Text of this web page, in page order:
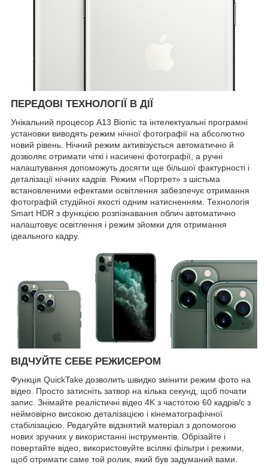
ПЕРЕДОВІ ТЕХНОЛОГІЇ В ДІЇ
Унікальний процесор A13 Bionic та інтелектуальні програмні
установки виводять режим нічної фотографії на абсолютно
новий рівень. Нічний режим активізується автоматично й
дозволяє отримати чіткі і насичені фотографії, а ручні
налаштування допоможуть досягти ще більшої фактурності і
деталізації нічних кадрів. Режим «Портрет» з шістьма
встановленими ефектами освітлення забезпечує отримання
фотографій студійної якості одним натисненням. Технологія
Smart HDR з функцією розпізнавання облич автоматично
налаштовує освітлення і режим зйомки для отримання
ідеального кадру.
ВІДЧУЙТЕ СЕБЕ РЕЖИСЕРОМ
Функція QuickTake дозволить швидко змінити режим фото на
відео. Просто затисніть затвор на кілька секунд, щоб почати
запис. Знімайте реалістичні відео 4K з частотою 60 кадрів/с з
неймовірно високою деталізацією і кінематографічної
стабілізацією. Редагуйте відзнятий матеріал з допомогою
нових зручних у використанні інструментів. Обрізайте і
повертайте відео, використовуйте всілякі фільтри і режими,
щоб отримати саме той ролик, який був задуманий вами.